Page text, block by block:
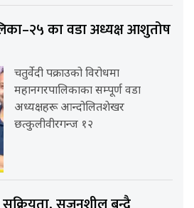
का वडा अध्यक्ष आशुतोष
चतुर्वेदी पक्राउको विरोधमा
महानगरपालिकाका सम्पूर्ण वडा
अध्यक्षहरू आन्दोलितशेखर
छत्कुलीवीरगन्ज १२